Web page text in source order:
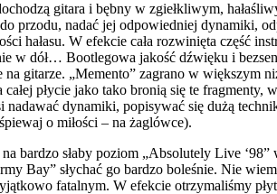
gitara i bębny w zgiełkliwym,
nadać jej odpowiedniej dynamiki,
W efekcie cała rozwinięta część
w dół… Bootlegowa jakość dźwięku i
gitarze. „Memento” zagrano w większym
płycie jako tako bronią się te
nadawać dynamiki, popisywać się dużą
o miłości – na żaglówce).
bardzo słaby poziom „Absolutely Live
Bay” słychać go bardzo boleśnie. Nie
fatalnym. W efekcie otrzymaliśmy